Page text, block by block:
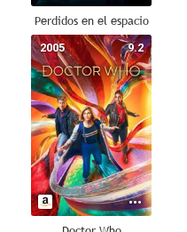
Perdidos en el espacio
9.2
2005